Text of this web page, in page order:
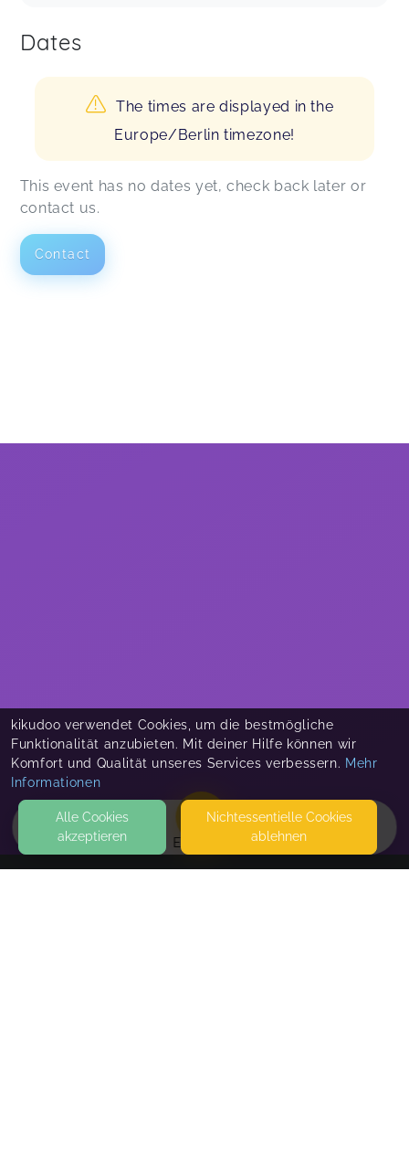
EVENTS
Dates
The times are displayed in the
Europe/Berlin timezone!
This event has no dates yet, check back later or
contact us.
Contact
kikudoo verwendet Cookies, um die bestmögliche
Funktionalität anzubieten. Mit deiner Hilfe können wir
Komfort und Qualität unseres Services verbessern. Mehr
Informationen
Alle Cookies
akzeptieren
Nicht­essentielle Cookies
ablehnen